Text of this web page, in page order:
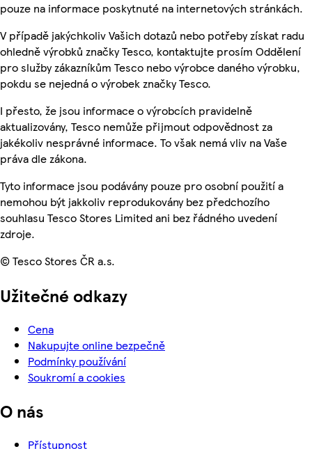
pouze na informace poskytnuté na internetových stránkách.
V případě jakýchkoliv Vašich dotazů nebo potřeby získat radu
ohledně výrobků značky Tesco, kontaktujte prosím Oddělení
pro služby zákazníkům Tesco nebo výrobce daného výrobku,
pokdu se nejedná o výrobek značky Tesco.
I přesto, že jsou informace o výrobcích pravidelně
aktualizovány, Tesco nemůže přijmout odpovědnost za
jakékoliv nesprávné informace. To však nemá vliv na Vaše
práva dle zákona.
Tyto informace jsou podávány pouze pro osobní použití a
nemohou být jakkoliv reprodukovány bez předchozího
souhlasu Tesco Stores Limited ani bez řádného uvedení
zdroje.
© Tesco Stores ČR a.s.
Užitečné odkazy
Cena
Nakupujte online bezpečně
Podmínky používání
Soukromí a cookies
O nás
Přístupnost